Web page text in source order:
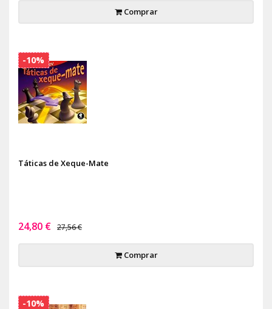
Comprar
Táticas de Xeque-Mate
24,80 € 27,56 €
Comprar
-10%
-10%